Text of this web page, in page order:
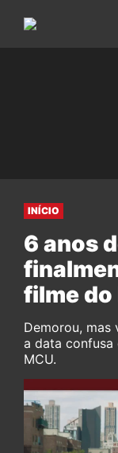
INÍCIO
6 anos
filme do
Demorou, mas
a data confusa
MCU.